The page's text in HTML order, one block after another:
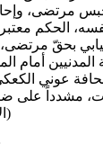
حبس مرتضى،
الحكم
بحقّ مرتضى،
أمام
عوني
مشدداً على